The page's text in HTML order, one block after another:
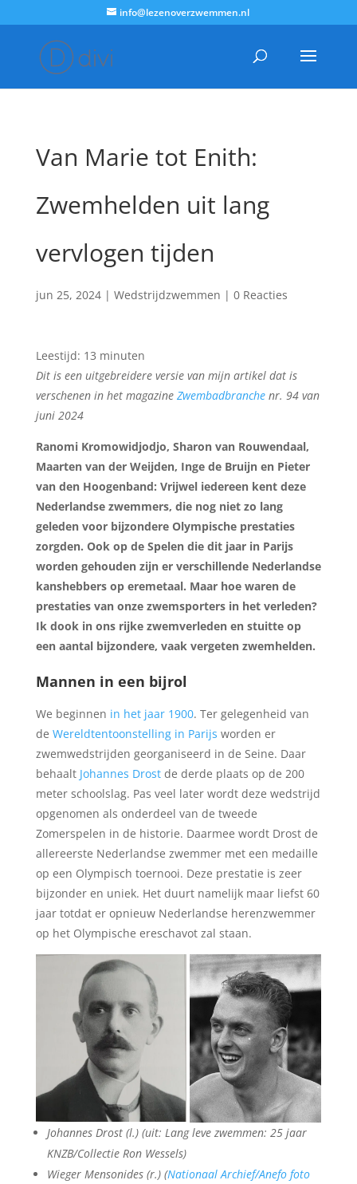
info@lezenoverzwemmen.nl
Van Marie tot Enith:
Zwemhelden uit lang
vervlogen tijden
jun 25, 2024| Wedstrijdzwemmen | 0 Reacties
Leestijd: 13 minuten
Dit is een uitgebreidere versie van mijn artikel dat is
verschenen in het magazine Zwembadbranchenr. 94 van
juni 2024
Ranomi Kromowidjodjo, Sharon van Rouwendaal,
Maarten van der Weijden, Inge de Bruijn en Pieter
van den Hoogenband: Vrijwel iedereen kent deze
Nederlandse zwemmers, die nog niet zo lang
geleden voor bijzondere Olympische prestaties
zorgden. Ook op de Spelen die dit jaar in Parijs
worden gehouden zijn er verschillende Nederlandse
kanshebbers op eremetaal. Maar hoe waren de
prestaties van onze zwemsporters in het verleden?
Ik dook in ons rijke zwemverleden en stuitte op
een aantal bijzondere, vaak vergeten zwemhelden.
Mannen in een bijrol
We beginnen in het jaar 1900. Ter gelegenheid van
de Wereldtentoonstelling in Parijs worden er
zwemwedstrijden georganiseerd in de Seine. Daar
behaalt Johannes Drostde derde plaats op de 200
meter schoolslag. Pas veel later wordt deze wedstrijd
opgenomen als onderdeel van de tweede
Zomerspelen in de historie. Daarmee wordt Drost de
allereerste Nederlandse zwemmer met een medaille
op een Olympisch toernooi. Deze prestatie is zeer
bijzonder en uniek. Het duurt namelijk maar liefst 60
jaar totdat er opnieuw Nederlandse herenzwemmer
op het Olympische ereschavot zal staan.
Johannes Drost (l.) (uit: Lang leve zwemmen: 25 jaar
KNZB/Collectie Ron Wessels)
Wieger Mensonides (r.) (Nationaal Archief/Anefo foto